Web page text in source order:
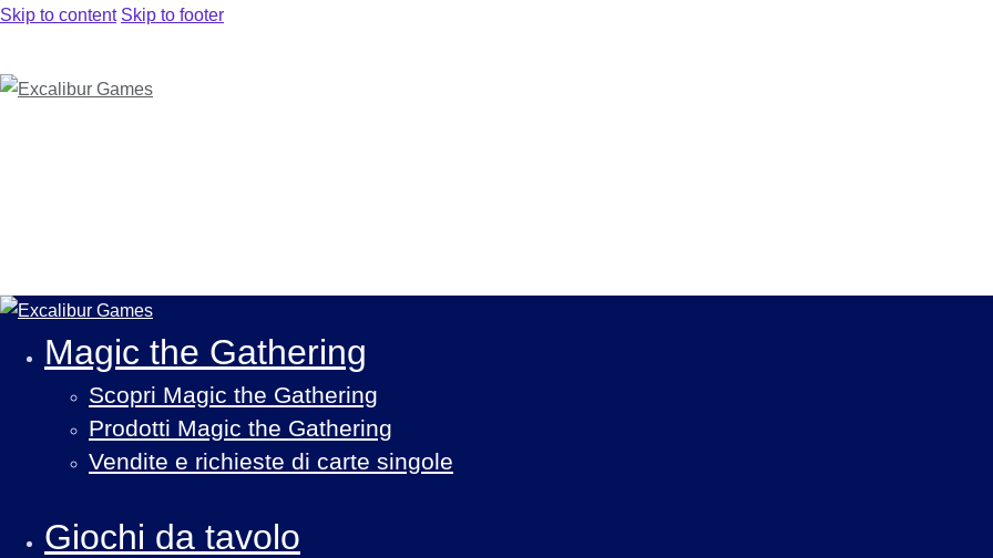
Skip to content Skip to footer
Magic the Gathering
Scopri Magic the Gathering
Prodotti Magic the Gathering
Vendite e richieste di carte singole
Giochi da tavolo